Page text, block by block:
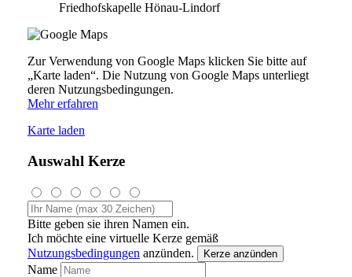
Friedhofskapelle Hönau-Lindorf
Zur Verwendung von Google Maps klicken Sie bitte auf
„Karte laden“. Die Nutzung von Google Maps unterliegt
deren Nutzungsbedingungen.
Mehr erfahren
Karte laden
Auswahl Kerze
Bitte geben sie ihren Namen ein.
Ich möchte eine virtuelle Kerze gemäß
Nutzungsbedingungen anzünden. Kerze anzünden
Name